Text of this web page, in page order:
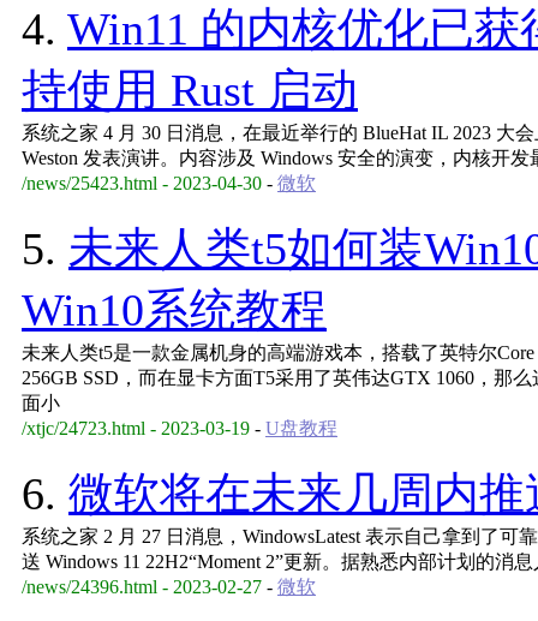
4. Win11 的内核优化已
持使用 Rust 启动
系统之家 4 月 30 日消息，在最近举行的 BlueHat IL 2023 大
Weston 发表演讲。内容涉及 Windows 安全的演变，内核开
/news/25423.html - 2023-04-30 - 微软
5. 未来人类t5如何装
Win10系统教程
未来人类t5是一款金属机身的高端游戏本，搭载了英特尔
256GB SSD，而在显卡方面T5采用了英伟达GTX 1060，那
面小
/xtjc/24723.html - 2023-03-19 - U盘教程
6. 微软将在未来几周内推
系统之家 2 月 27 日消息，WindowsLatest 表示自己拿到了
送 Windows 11 22H2“Moment 2”更新。据熟悉内部计划的消
/news/24396.html - 2023-02-27 - 微软